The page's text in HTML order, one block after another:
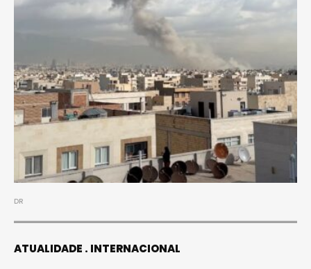
DR
ATUALIDADE INTERNACIONAL